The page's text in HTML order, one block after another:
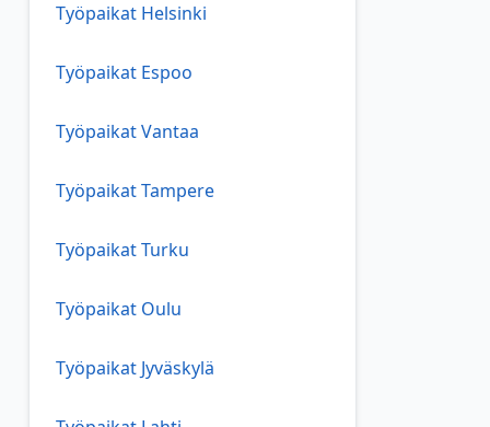
Työpaikat Helsinki
Työpaikat Espoo
Työpaikat Vantaa
Työpaikat Tampere
Työpaikat Turku
Työpaikat Oulu
Työpaikat Jyväskylä